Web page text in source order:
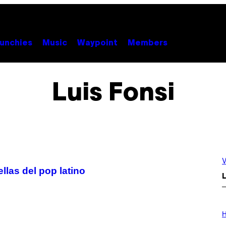
Music Waypoint Members
Luis Fonsi
del pop latino
L